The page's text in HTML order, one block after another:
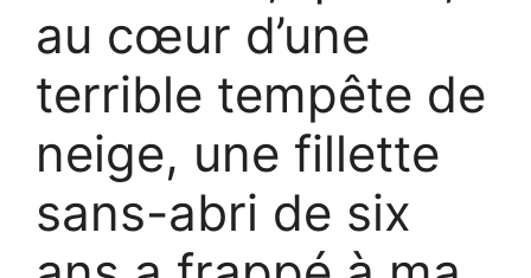
au cœur d’une
terrible tempête de
neige, une fillette
sans-abri de six